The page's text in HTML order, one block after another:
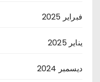
فبراير 2025
يناير 2025
ديسمبر 2024